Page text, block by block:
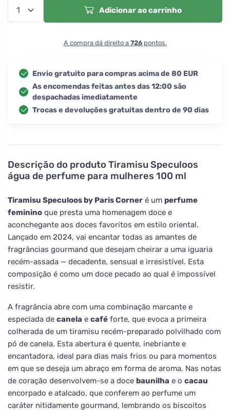
Descrição do produto Tiramisu Speculoos
água de perfume para mulheres 100 ml
Tiramisu Speculoos by Paris Corner é um perfume
feminino que presta uma homenagem doce e
aconchegante aos doces favoritos em estilo oriental.
Lançado em 2024, vai encantar todas as amantes de
fragrâncias gourmand que desejam cheirar a uma iguaria
recém-assada — decadente, sensual e irresistível. Esta
composição é como um doce pecado ao qual é impossível
resistir.
A fragrância abre com uma combinação marcante e
especiada de canela e café forte, que evoca a primeira
colherada de um tiramisu recém-preparado polvilhado com
pó de canela. Esta abertura é quente, inebriante e
encantadora, ideal para dias mais frios ou para momentos
em que se deseja um abraço em forma de aroma. Nas notas
de coração desenvolvem-se a doce baunilha e o cacau
encorpado e atalcado, que conferem ao perfume um
caráter nitidamente gourmand, lembrando os biscoitos
Adicionar ao carrinho
A compra dá direito a 726pontos.
Envio gratuito para compras acima de 80 EUR
As encomendas feitas antes das 12:00 são
despachadas imediatamente
Trocas e devoluções gratuitas dentro de 90 dias